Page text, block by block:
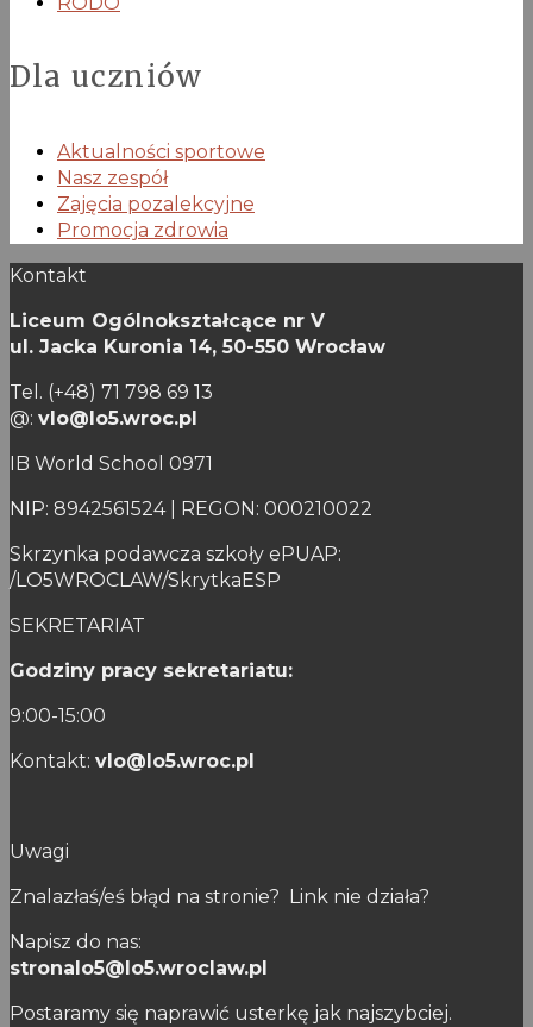
Dla uczniów
Aktualności sportowe
Nasz zespół
Zajęcia pozalekcyjne
Promocja zdrowia
Kontakt
Liceum Ogólnokształcące nr V
ul. Jacka Kuronia 14, 50-550 Wrocław
Tel. (+48) 71 798 69 13
@: vlo@lo5.wroc.pl
IB World School 0971
NIP: 8942561524 | REGON: 000210022
Skrzynka podawcza szkoły ePUAP:
/LO5WROCLAW/SkrytkaESP
SEKRETARIAT
Godziny pracy sekretariatu:
9:00-15:00
Kontakt: vlo@lo5.wroc.pl
Uwagi
Znalazłaś/eś błąd na stronie? Link nie działa?
Napisz do nas:
stronalo5@lo5.wroclaw.pl
Postaramy się naprawić usterkę jak najszybciej.